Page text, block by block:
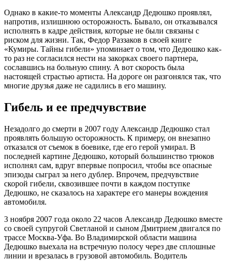
Однако в какие-то моменты Александр Дедюшко проявлял,
напротив, излишнюю осторожность. Бывало, он отказывался
исполнять в кадре действия, которые не были связаны с
риском для жизни. Так, Федор Раззаков в своей книге
«Кумиры. Тайны гибели» упоминает о том, что Дедюшко как-
то раз не согласился нести на закорках своего партнера,
сославшись на больную спину. А вот скорость была
настоящей страстью артиста. На дороге он разгонялся так, что
многие друзья даже не садились в его машину.
Гибель и ее предчувствие
Незадолго до смерти в 2007 году Александр Дедюшко стал
проявлять большую осторожность. К примеру, он внезапно
отказался от съемок в боевике, где его герой умирал. В
последней картине Дедюшко, который большинство трюков
исполнял сам, вдруг впервые попросил, чтобы все опасные
эпизоды сыграл за него дублер. Впрочем, предчувствие
скорой гибели, сквозившее почти в каждом поступке
Дедюшко, не сказалось на характере его манеры вождения
автомобиля.
3 ноября 2007 года около 22 часов Александр Дедюшко вместе
со своей супругой Светланой и сыном Дмитрием двигался по
трассе Москва-Уфа. Во Владимирской области машина
Дедюшко выехала на встречную полосу через две сплошные
линии и врезалась в грузовой автомобиль. Водитель